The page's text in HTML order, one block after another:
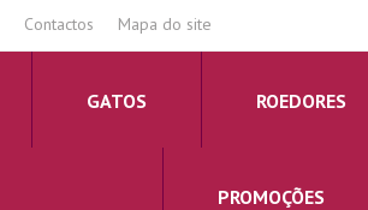
Contactos Mapa do site
GATOS ROEDORES
PROMOÇÕES